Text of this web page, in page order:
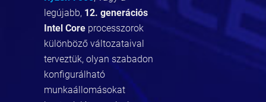
legújabb, 12. generációs
Intel Coreprocesszorok
különböző változataival
terveztük, olyan szabadon
konfigurálható
munkaállomásokat